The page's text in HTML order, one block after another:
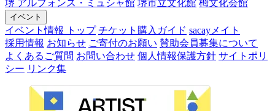
堺 アルフォンス・ミュシャ館 堺市立文化館 栂文化会館
イベント
イベント情報 トップ チケット購入ガイド sacayメイト
採用情報 お知らせ ご寄付のお願い 賛助会員募集について
よくあるご質問 お問い合わせ 個人情報保護方針 サイトポリ
シー リンク集